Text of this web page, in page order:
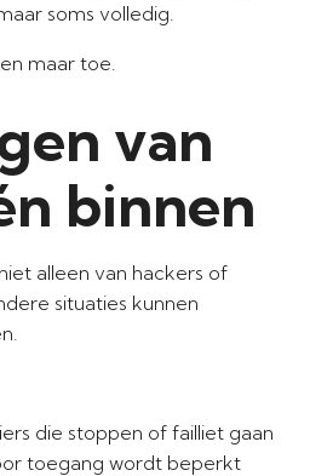
soms volledig.
maar toe.
van
binnen
alleen van hackers of
situaties kunnen
die stoppen of failliet gaan
toegang wordt beperkt